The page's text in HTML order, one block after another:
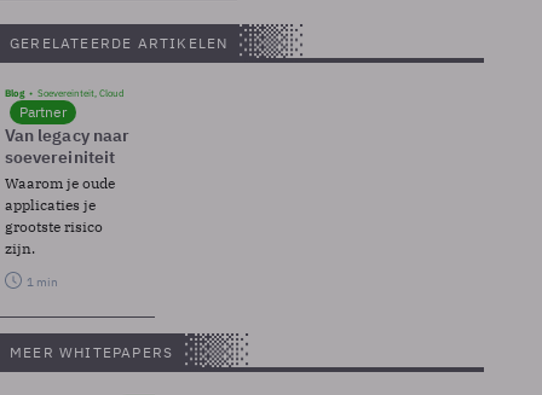
GERELATEERDE ARTIKELEN
Blog Soevereinteit, Cloud
Partner
Van legacy naar
soevereiniteit
Waarom je oude
applicaties je
grootste risico
zijn.
1 min
MEER WHITEPAPERS